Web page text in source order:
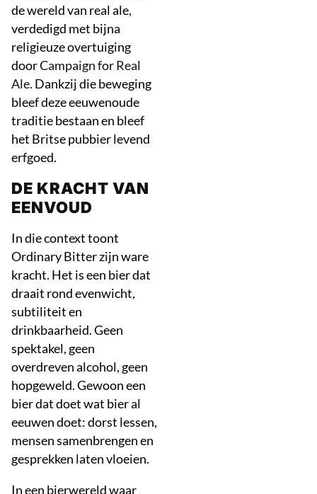
de wereld van real ale,
verdedigd met bijna
religieuze overtuiging
doorCampaign for Real
Ale. Dankzij die beweging
bleef deze eeuwenoude
traditie bestaan en bleef
het Britse pubbier levend
erfgoed.
DE KRACHT VAN
EENVOUD
In die context toont
Ordinary Bitter zijn ware
kracht. Het is een bier dat
draait rond evenwicht,
subtiliteit en
drinkbaarheid. Geen
spektakel, geen
overdreven alcohol, geen
hopgeweld. Gewoon een
bier dat doet wat bier al
eeuwen doet: dorst lessen,
mensen samenbrengen en
gesprekken laten vloeien.
In een bierwereld waar